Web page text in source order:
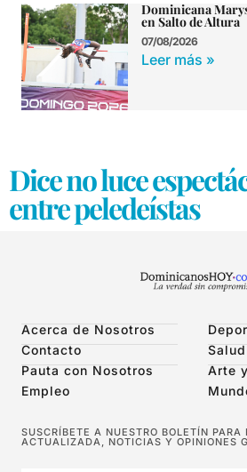
Dominicana
en Salto de Altura
07/08/2026
Leer más »
Dice no luce
entre peledeístas
Acerca de Nosotros
Contacto
Pauta con Nosotros
Empleo
Salud
Arte
SUSCRÍBETE A NUESTRO BOLETÍN PARA
ACTUALIZADA, NOTICIAS Y OPINIONES